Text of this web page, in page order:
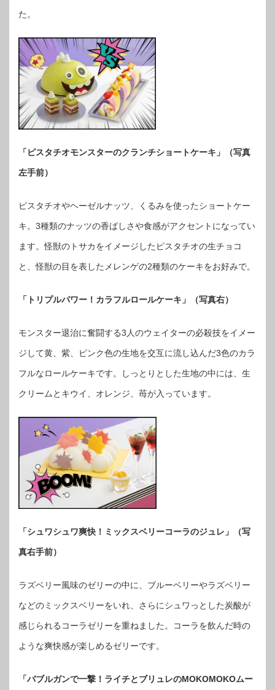
た。
「ピスタチオモンスターのクランチショートケーキ」（写真
左手前）
ピスタチオやヘーゼルナッツ、くるみを使ったショートケー
キ。3種類のナッツの香ばしさや食感がアクセントになってい
ます。怪獣のトサカをイメージしたピスタチオの生チョコ
と、怪獣の目を表したメレンゲの2種類のケーキをお好みで。
「トリプルパワー！カラフルロールケーキ」（写真右）
モンスター退治に奮闘する3人のウェイターの必殺技をイメー
ジして黄、紫、ピンク色の生地を交互に流し込んだ3色のカラ
フルなロールケーキです。しっとりとした生地の中には、生
クリームとキウイ、オレンジ、苺が入っています。
「シュワシュワ爽快！ミックスベリーコーラのジュレ」（写
真右手前）
ラズベリー風味のゼリーの中に、ブルーベリーやラズベリー
などのミックスベリーをいれ、さらにシュワっとした炭酸が
感じられるコーラゼリーを重ねました。コーラを飲んだ時の
ような爽快感が楽しめるゼリーです。
「バブルガンで一撃！ライチとブリュレのMOKOMOKOムー